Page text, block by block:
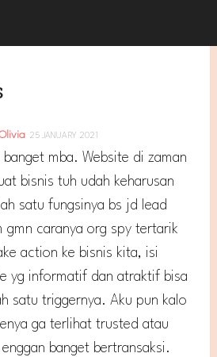
25 JANUARY 2021
banget mba. Website di zaman
bisnis tuh udah keharusan
satu fungsinya bs jd lead
gmn caranya org spy tertarik
action ke bisnis kita, isi
yg informatif dan atraktif bisa
satu triggernya. Aku pun kalo
ga terlihat trusted atau
banget bertransaksi.